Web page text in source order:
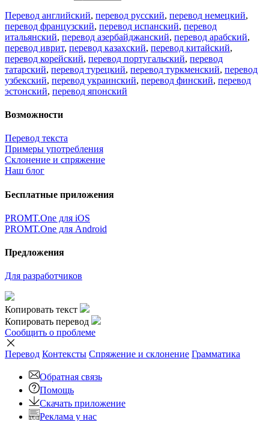
Перевод английский, перевод русский, перевод немецкий,
перевод французский, перевод испанский, перевод
итальянский, перевод азербайджанский, перевод арабский,
перевод иврит, перевод казахский, перевод китайский,
перевод корейский, перевод португальский, перевод
татарский, перевод турецкий, перевод туркменский, перевод
узбекский, перевод украинский, перевод финский, перевод
эстонский, перевод японский
Возможности
Перевод текста
Примеры употребления
Склонение и спряжение
Наш блог
Бесплатные приложения
PROMT.One для iOS
PROMT.One для Android
Предложения
Для разработчиков
Копировать текст
Копировать перевод
Сообщить о проблеме
Перевод Контексты Спряжение и склонение Грамматика
Обратная связь
Помощь
Скачать приложение
Реклама у нас